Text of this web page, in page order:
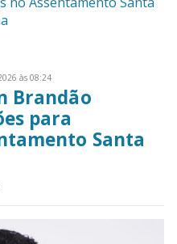
às 08:24
Brandão
para
Santa